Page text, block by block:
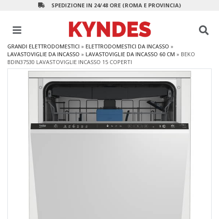
SPEDIZIONE IN 24/48 ORE (ROMA E PROVINCIA)
GRANDI ELETTRODOMESTICI » ELETTRODOMESTICI DA INCASSO »
LAVASTOVIGLIE DA INCASSO » LAVASTOVIGLIE DA INCASSO 60 CM » BEKO
BDIN37530 LAVASTOVIGLIE INCASSO 15 COPERTI